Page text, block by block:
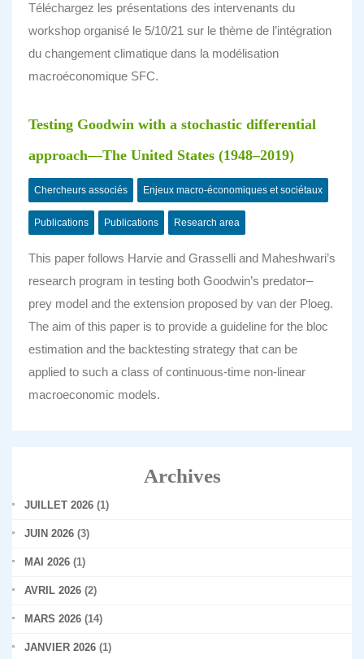
Téléchargez les présentations des intervenants du
workshop organisé le 5/10/21 sur le thème de l’intégration
du changement climatique dans la modélisation
macroéconomique SFC.
Testing Goodwin with a stochastic differential
approach—The United States (1948–2019)
Chercheurs associés Enjeux macro-économiques et sociétaux
Publications Publications Research area
This paper follows Harvie and Grasselli and Maheshwari’s
research program in testing both Goodwin’s predator–
prey model and the extension proposed by van der Ploeg.
The aim of this paper is to provide a guideline for the bloc
estimation and the backtesting strategy that can be
applied to such a class of continuous-time non-linear
macroeconomic models.
Archives
JUILLET 2026 (1)
JUIN 2026 (3)
MAI 2026 (1)
AVRIL 2026 (2)
MARS 2026 (14)
JANVIER 2026 (1)